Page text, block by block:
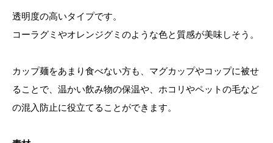
透明度の高いタイプです。
コーラグミやオレンジグミのような色と質感が美味しそう。
カップ麺をあまり食べない方も、マグカップやコップに被せ
ることで、温かい飲み物の保温や、ホコリやペットの毛など
の混入防止に役立てることができます。